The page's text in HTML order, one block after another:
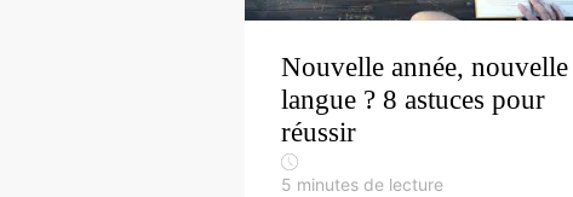
Nouvelle année, nouvelle
langue ? 8 astuces pour
réussir
5 minutes de lecture